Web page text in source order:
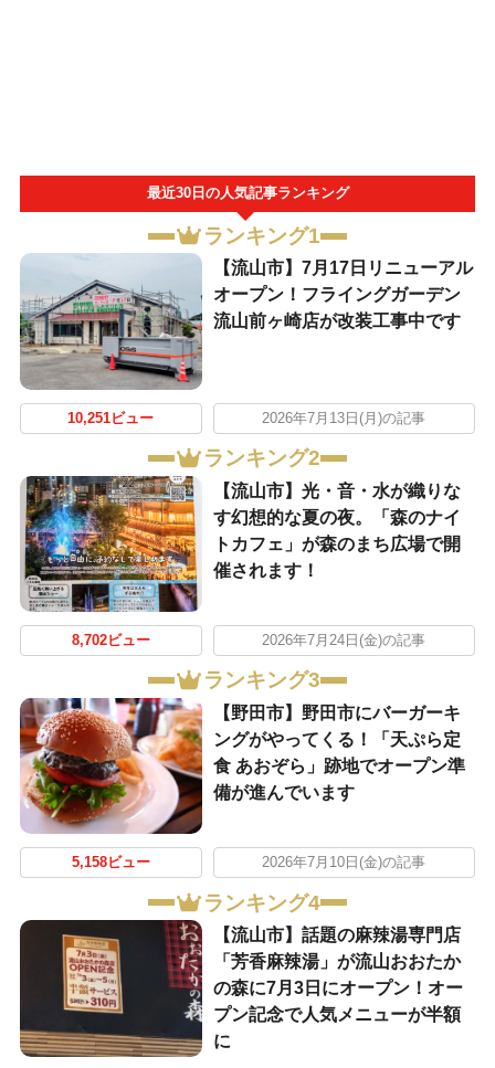
最近30日の人気記事ランキング
ランキング1
【流山市】7月17日リニューアル
オープン！フライングガーデン
流山前ヶ崎店が改装工事中です
10,251ビュー 2026年7月13日(月)の記事
ランキング2
【流山市】光・音・水が織りな
す幻想的な夏の夜。「森のナイ
トカフェ」が森のまち広場で開
催されます！
8,702ビュー 2026年7月24日(金)の記事
ランキング3
【野田市】野田市にバーガーキ
ングがやってくる！「天ぷら定
食 あおぞら」跡地でオープン準
備が進んでいます
5,158ビュー 2026年7月10日(金)の記事
ランキング4
【流山市】話題の麻辣湯専門店
「芳香麻辣湯」が流山おおたか
の森に7月3日にオープン！オー
プン記念で人気メニューが半額
に